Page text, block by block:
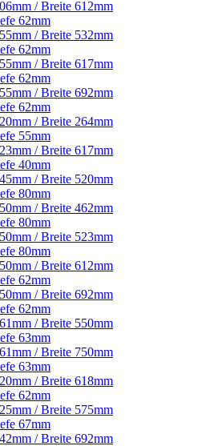
/ Breite 612mm
62mm
/ Breite 532mm
62mm
/ Breite 617mm
62mm
/ Breite 692mm
62mm
/ Breite 264mm
55mm
/ Breite 617mm
40mm
/ Breite 520mm
80mm
/ Breite 462mm
80mm
/ Breite 523mm
80mm
/ Breite 612mm
62mm
/ Breite 692mm
62mm
/ Breite 550mm
63mm
/ Breite 750mm
63mm
/ Breite 618mm
62mm
/ Breite 575mm
67mm
/ Breite 692mm